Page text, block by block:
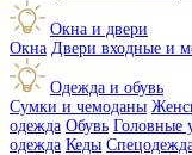
Окна и двери
Окна Двери входные и
Одежда и обувь
Сумки и чемоданы
одежда Обувь Головные
одежда Кеды